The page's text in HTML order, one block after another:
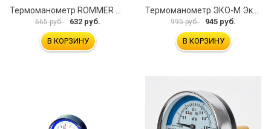
Термоманометр ROMMER RG00929SFHKMVA
665 руб. 632 руб.
В КОРЗИНУ
Термоманометр ЭКО-М Экомера МД04-63-G-1МПа-120-РИ
995 руб. 945 руб.
В КОРЗИНУ